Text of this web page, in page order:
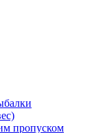
пропуском